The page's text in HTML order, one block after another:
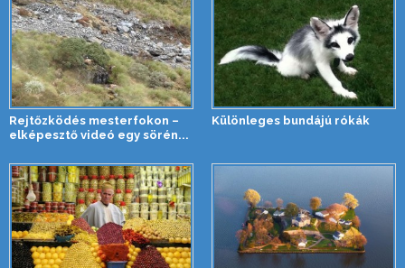
Rejtőzködés mesterfokon –
elképesztő videó egy sörén...
Különleges bundájú rókák